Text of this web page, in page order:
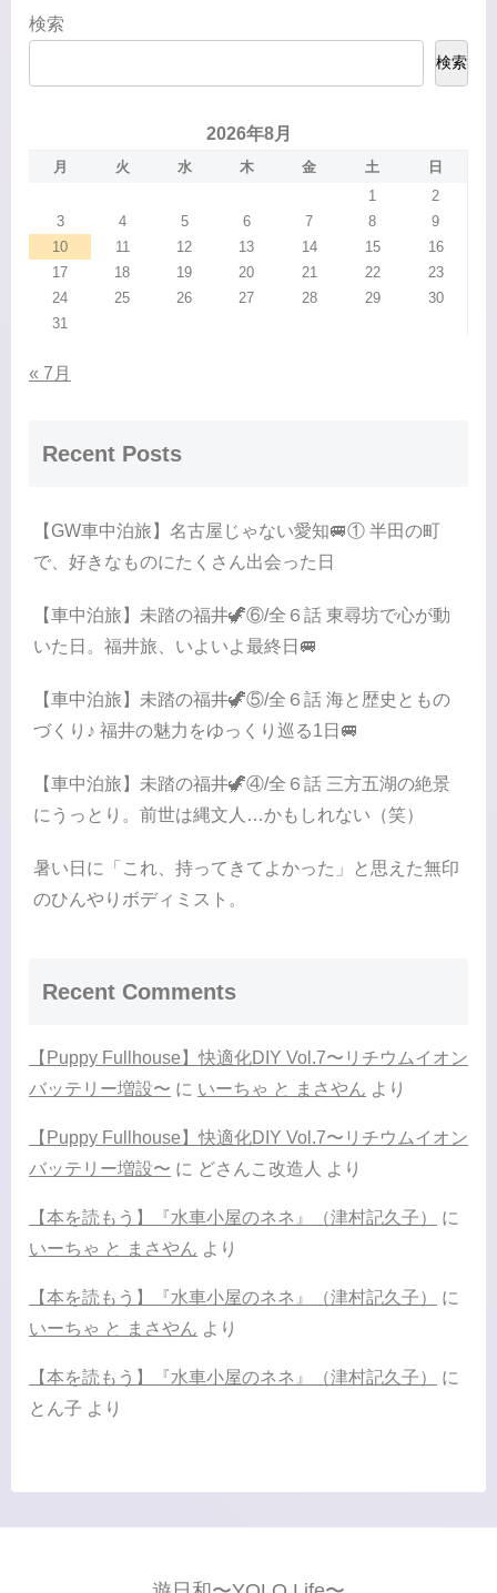
検索
検索
2026年8月
月 火 水 木 金 土
日
1
2
3
4 5 6 7 8
9
10
11 12 13 14 15
16
17
18 19 20 21 22
23
24
25 26 27 28 29
30
31
« 7月
Recent Posts
【GW車中泊旅】名古屋じゃない愛知🚐① 半田の町
で、好きなものにたくさん出会った日
【車中泊旅】未踏の福井🦖⑥/全６話 東尋坊で心が動
いた日。福井旅、いよいよ最終日🚐
【車中泊旅】未踏の福井🦖⑤/全６話 海と歴史ともの
づくり♪ 福井の魅力をゆっくり巡る1日🚐
【車中泊旅】未踏の福井🦖④/全６話 三方五湖の絶景
にうっとり。前世は縄文人…かもしれない（笑）
暑い日に「これ、持ってきてよかった」と思えた無印
のひんやりボディミスト。
Recent Comments
【Puppy Fullhouse】快適化DIY Vol.7〜リチウムイオン
バッテリー増設〜 に いーちゃ と まさやん より
【Puppy Fullhouse】快適化DIY Vol.7〜リチウムイオン
バッテリー増設〜 に どさんこ改造人 より
【本を読もう】『水車小屋のネネ』（津村記久子）
に
いーちゃ と まさやん より
【本を読もう】『水車小屋のネネ』（津村記久子）
に
いーちゃ と まさやん より
【本を読もう】『水車小屋のネネ』（津村記久子）
に
とん子 より